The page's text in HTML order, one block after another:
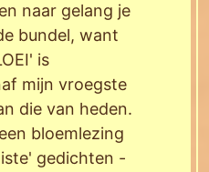
naar gelang je
bundel, want
is
mijn vroegste
die van heden.
bloemlezing
gedichten -